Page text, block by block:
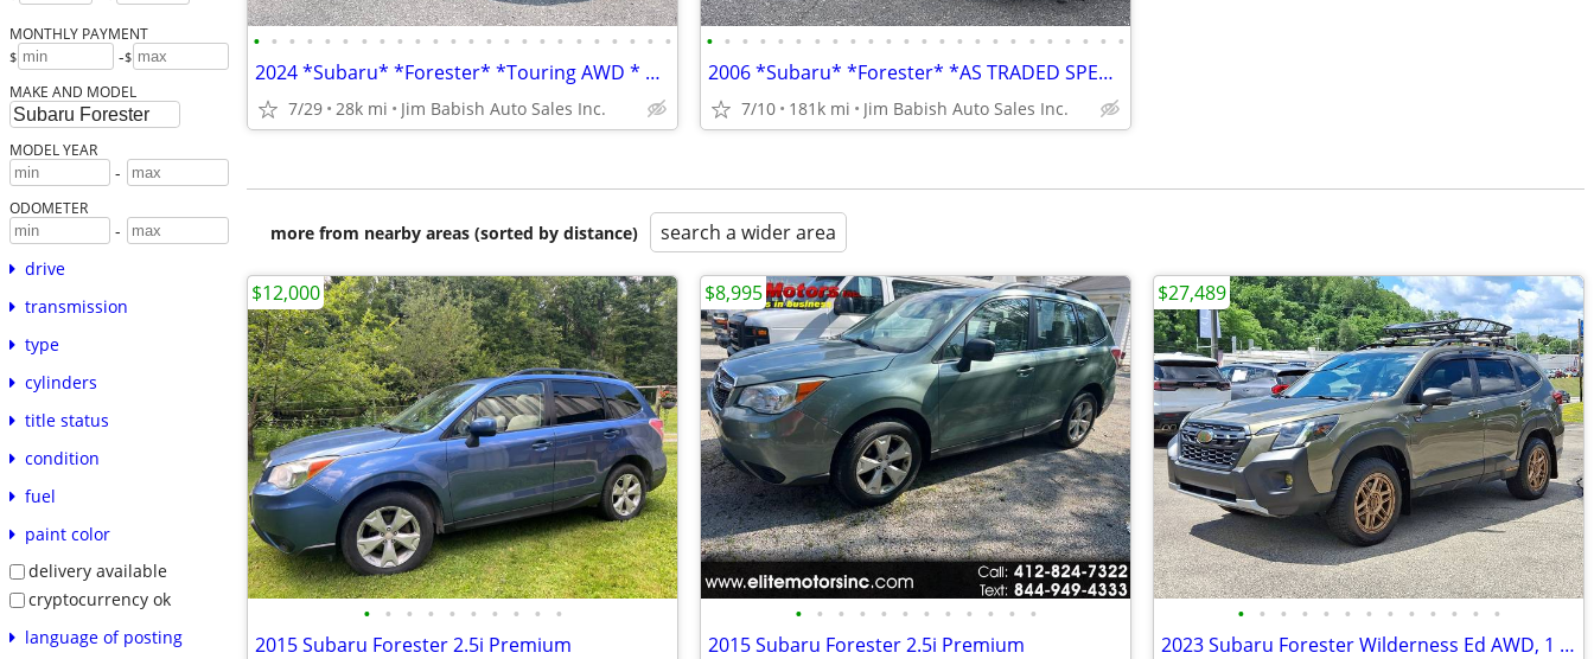
MONTHLY PAYMENT
$ -$
MAKE AND MODEL
MODEL YEAR
-
ODOMETER
-
drive
transmission
type
cylinders
title status
condition
fuel
paint color
delivery available
cryptocurrency ok
language of posting
• • • • • • • • • • • • • • • • • • • • • • • •
2024 *Subaru* *Forester* *Touring AWD * Autumn Green
7/29 28k mi Jim Babish Auto Sales Inc.
• • • • • • • • • • • • • • • • • • • • • • • •
2006 *Subaru* *Forester* *AS TRADED SPECIAL. Turbo AWD
7/10 181k mi Jim Babish Auto Sales Inc.
more from nearby areas (sorted by distance) search a wider area
• • • • • • • • • •
2015 Subaru Forester 2.5i Premium
$12,000
• • • • • • • • • • • •
2015 Subaru Forester 2.5i Premium
$8,995
• • • • • • • • • • • • •
2023 Subaru Forester Wilderness Ed AWD, 1 Owner, Super Clean!
$27,489